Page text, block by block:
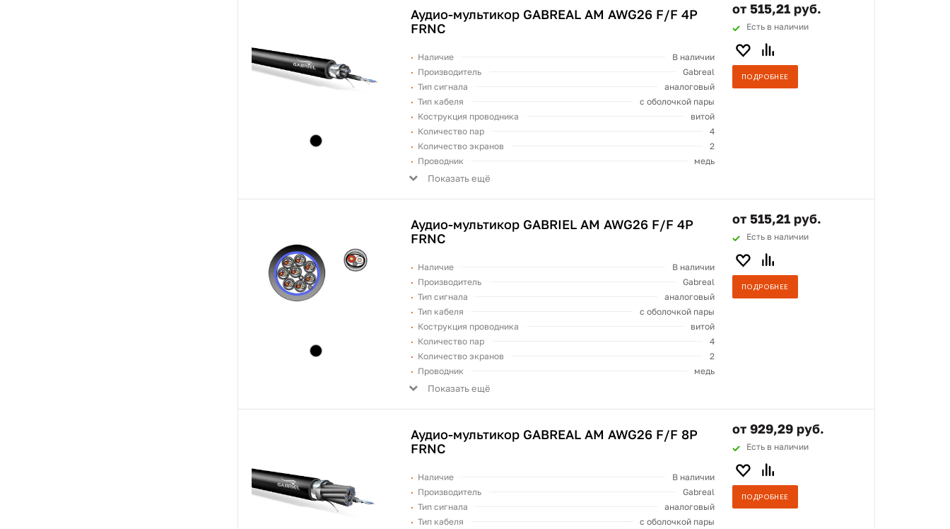
Аудио-мультикор GABREAL AM AWG26 F/F 4P
FRNC
Наличие
В наличии
Производитель
Gabreal
Тип сигнала
аналоговый
Тип кабеля
с оболочкой пары
Кострукция проводника
витой
Количество пар
4
Количество экранов
2
Проводник
медь
Показать ещё
от 515,21 руб.
Есть в наличии
ПОДРОБНЕЕ
Аудио-мультикор GABRIEL AM AWG26 F/F 4P
FRNC
Наличие
В наличии
Производитель
Gabreal
Тип сигнала
аналоговый
Тип кабеля
с оболочкой пары
Кострукция проводника
витой
Количество пар
4
Количество экранов
2
Проводник
медь
Показать ещё
от 515,21 руб.
Есть в наличии
ПОДРОБНЕЕ
Аудио-мультикор GABREAL AM AWG26 F/F 8P
FRNC
Наличие
В наличии
Производитель
Gabreal
Тип сигнала
аналоговый
Тип кабеля
с оболочкой пары
от 929,29 руб.
Есть в наличии
ПОДРОБНЕЕ